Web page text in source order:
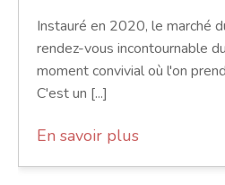
Instauré en 2020, le marché
rendez-vous incontournable
moment convivial où l'on
C'est un [...]
En savoir plus